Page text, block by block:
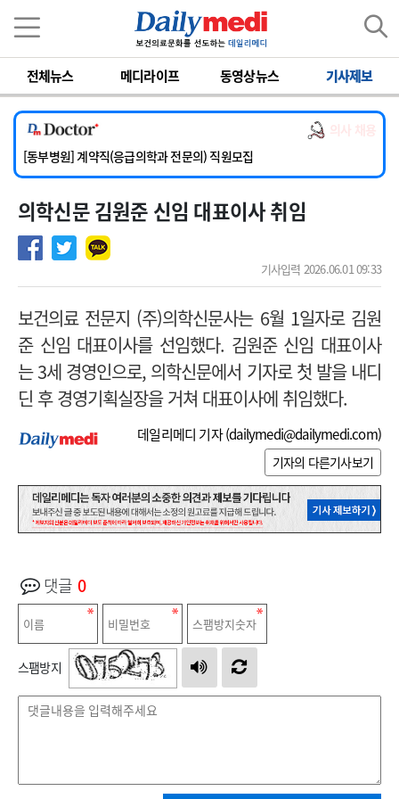
전체뉴스 메디라이프 동영상뉴스 기사제보
의사 채용
[서울아산병원] 2026년 하반기 인턴 모집
[영남대학교의료원] 마취통증의학과 임기제 임상의사 채용
[충남대학교병원] 소아청소년과(소아응급전담) 계약직 의사 공개채용
[동부병원] 계약직(응급의학과 전문의) 직원모집
[이대목동병원] 하반기 전공의(레지던트1년차) 모집
[서울아산병원] 2026년 하반기 인턴 모집
[영남대학교의료원] 마취통증의학과 임기제 임상의사 채용
의학신문 김원준 신임 대표이사 취임
기사입력 2026.06.01 09:33
보건의료 전문지 (주)의학신문사는 6월 1일자로 김원
준 신임 대표이사를 선임했다. 김원준 신임 대표이사
는 3세 경영인으로, 의학신문에서 기자로 첫 발을 내디
딘 후 경영기획실장을 거쳐 대표이사에 취임했다.
데일리메디 기자 (dailymedi@dailymedi.com)
기자의 다른기사보기
댓글 0
스팸방지